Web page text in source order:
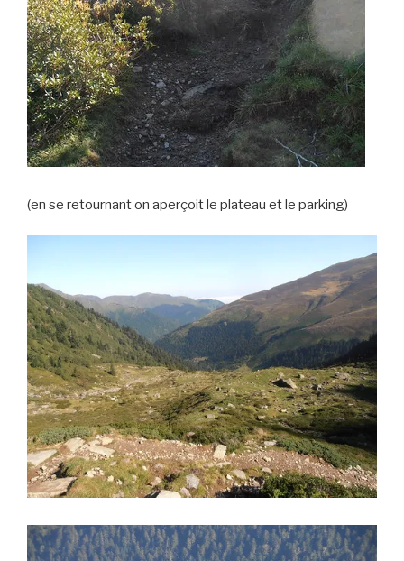
(en se retournant on aperçoit le plateau et le parking)